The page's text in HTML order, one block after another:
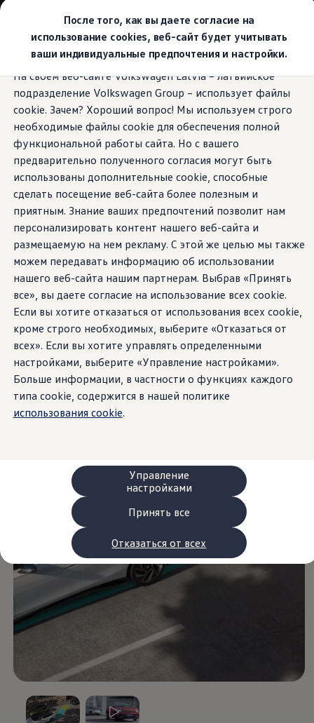
После того, как вы даете согласие на
использование cookies, веб-сайт будет учитывать
ваши индивидуальные предпочтения и настройки.
На своем веб-сайте Volkswagen Latvia – латвийское
подразделение Volkswagen Group – использует файлы
cookie. Зачем? Хороший вопрос! Мы используем строго
необходимые файлы cookie для обеспечения полной
функциональной работы сайта. Но с вашего
предварительно полученного согласия могут быть
использованы дополнительные cookie, способные
сделать посещение веб-сайта более полезным и
приятным. Знание ваших предпочтений позволит нам
персонализировать контент нашего веб-сайта и
размещаемую на нем рекламу. С этой же целью мы также
можем передавать информацию об использовании
нашего веб-сайта нашим партнерам. Выбрав «Принять
все», вы даете согласие на использование всех cookie.
Если вы хотите отказаться от использования всех cookie,
кроме строго необходимых, выберите «Отказаться от
всех». Если вы хотите управлять определенными
настройками, выберите «Управление настройками».
Больше информации, в частности о функциях каждого
типа cookie, содержится в нашей политике
использования cookie.
Принять все
Отказаться от всех
Управление
настройками
основному
содержанию
нижнему
колонтитулу
Выбери свой Volkswagen
Модельный ряд
Новый ID.Cross
Открой для себя семейство внедорожников
Предложения и услуги
Юбилейное предложение
Автомобильный онлайн-магазин Volkswagen
Обмен автомобилей
Лизинг Volkswagen
Гарантия
Бесплатная регистрация для вашего нового
Взаимодействие в сети простыми словами
VW Connect
Активация
Все службы
VW Connect для Вашего ID.
Обновления (Upgrades)
Car-Net
App-Connect
Fleet Interface Data
O Volkswagen
Получи больше
Владельцы и услуги
Сервис и запчасти
Преимущества Volkswagen
Техобслуживание
Ремонт и проверки
Моторное масло и технические жидкости
Колеса и шины
Помощь при авариях и поломках
Обслуживание автомобилей
Аксессуары
Персонализация
Настенная зарядная станция и кабели для
Важная информация для клиентов
Переработка и возврат продукции
Кампании по отзыву автомобилей
Предупредительные и контрольные
Обновления программного обеспечения
Обновления программного обеспечения для
Электронное руководство
myVolkswagen
Отзыв подушек Takata по соображениям
Помощники парковки
Ваш ID.7
Tourer:отлично ездит
и паркуется почти без
помощи